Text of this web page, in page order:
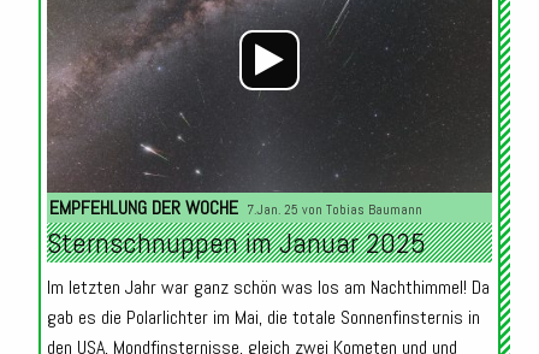
EMPFEHLUNG DER WOCHE 7.Jan. 25 von Tobias Baumann
Sternschnuppen im Januar 2025
Im letzten Jahr war ganz schön was los am Nachthimmel! Da
gab es die Polarlichter im Mai, die totale Sonnenfinsternis in
den USA, Mondfinsternisse, gleich zwei Kometen und und